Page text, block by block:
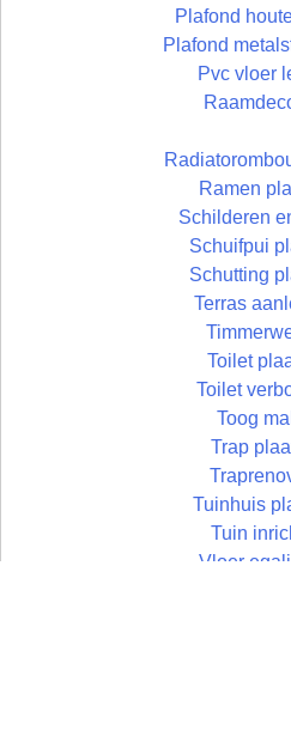
Plafond
Plafond
Pvc vloer
Ramen
Schilderen
Schuifpui
Schutting
Terras
Toilet
Toilet
Toog
Trap
Tuinhuis
Tuin
Vloer